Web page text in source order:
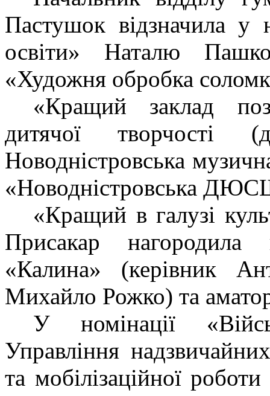
Пастушок відзначила у
освіти» Наталю
«Художня обробка
«Кращий заклад
дитячої творчості
Новодністровська
«Новодністровська
«Кращий в галузі
Присакар нагородила
«Калина» (керівник
Михайло Рожко) та
У номінації
Управління
та мобілізаційної